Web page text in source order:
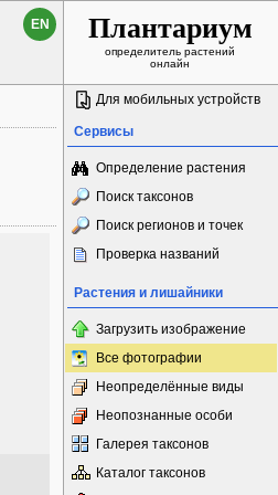
EN Плантариум
определитель растений
онлайн
Для мобильных устройств
Сервисы
Определение растения
Поиск таксонов
Поиск регионов и точек
Проверка названий
Растения и лишайники
Загрузить изображение
Все фотографии
Неопределённые виды
Неопознанные особи
Галерея таксонов
Каталог таксонов